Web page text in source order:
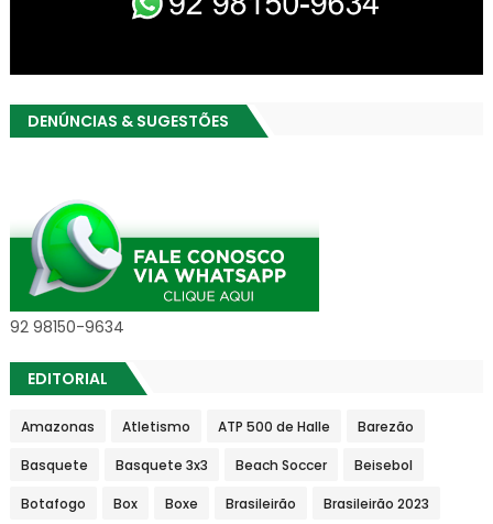
DENÚNCIAS & SUGESTÕES
92 98150-9634
EDITORIAL
Amazonas Atletismo ATP 500 de Halle Barezão
Basquete Basquete 3x3 Beach Soccer Beisebol
Botafogo Box Boxe Brasileirão Brasileirão 2023